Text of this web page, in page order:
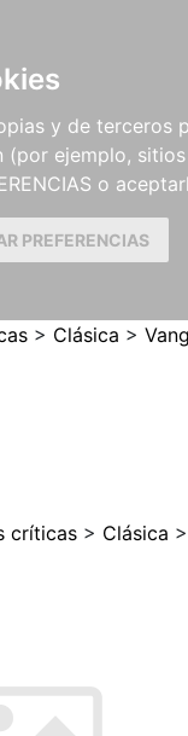
y de terceros
(por ejemplo,
o
PREFERENCIAS
PARTITURAS
CRÍTICAS
> Clásica >
críticas > Clásica >